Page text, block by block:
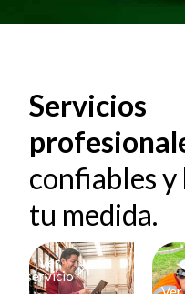
Servicios
confiables y
tu medida.
Servicios
Auxiliares
Ver
servicio